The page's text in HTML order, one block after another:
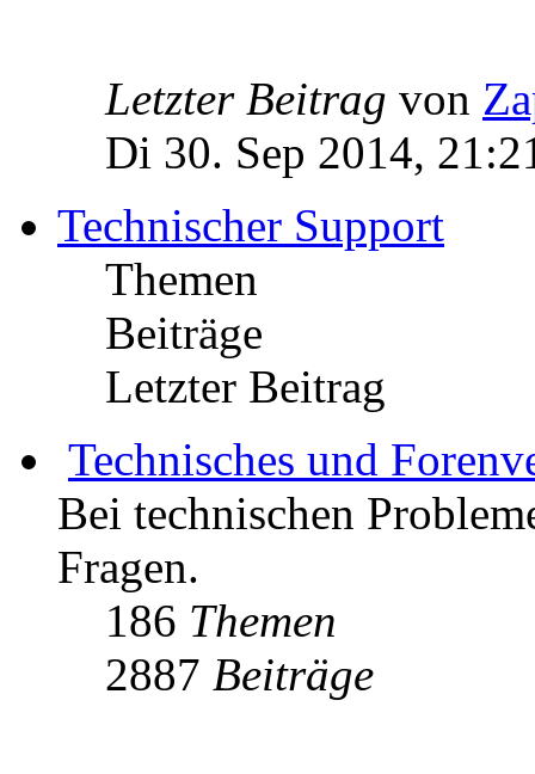
Letzter Beitrag von
Di 30. Sep 2014,
Technischer Support
Themen
Beiträge
Letzter Beitrag
Technisches und
Bei technischen
Fragen.
186 Themen
2887 Beiträge